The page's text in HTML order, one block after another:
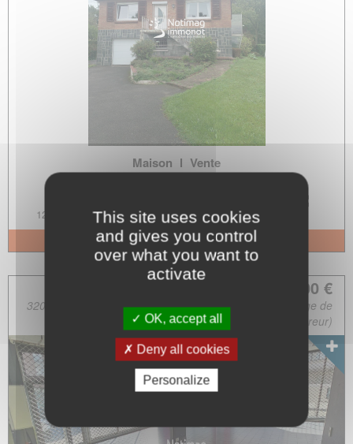
Maison l Vente
Téteghem-Coudekerque-Village
123m 4p. 3
+ d'infos
330 000.00 €
320 000.00 € + Négo. 10 000.00 € (soit 3.13% à la charge de
l'acquéreur)
This site uses cookies
and gives you control
over what you want to
activate
OK, accept all
Deny all cookies
Personalize